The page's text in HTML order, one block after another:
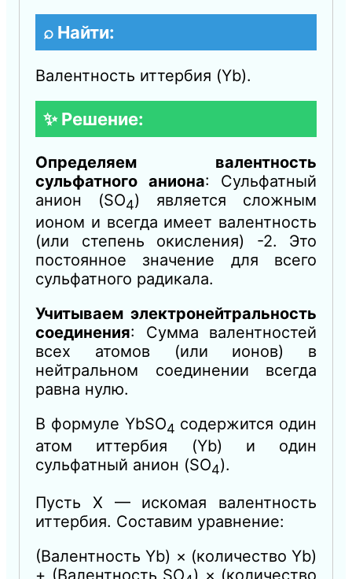
⌕ Найти:
Валентность иттербия (Yb).
✨ Решение:
Определяем валентность
сульфатного аниона: Сульфатный
анион (SO4) является сложным
ионом и всегда имеет валентность
(или степень окисления) -2. Это
постоянное значение для всего
сульфатного радикала.
Учитываем электронейтральность
соединения: Сумма валентностей
всех атомов (или ионов) в
нейтральном соединении всегда
равна нулю.
В формуле YbSO4 содержится один
атом иттербия (Yb) и один
сульфатный анион (SO4).
Пусть X — искомая валентность
иттербия. Составим уравнение:
(Валентность Yb) × (количество Yb)
+ (Валентность SO ) × (количество